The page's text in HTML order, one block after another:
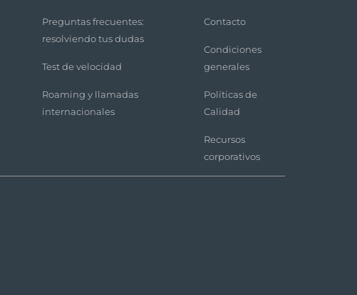
Preguntas frecuentes:
resolviendo tus dudas
Test de velocidad
Roaming y llamadas
internacionales
Contacto
Condiciones
generales
Políticas de
Calidad
Recursos
corporativos